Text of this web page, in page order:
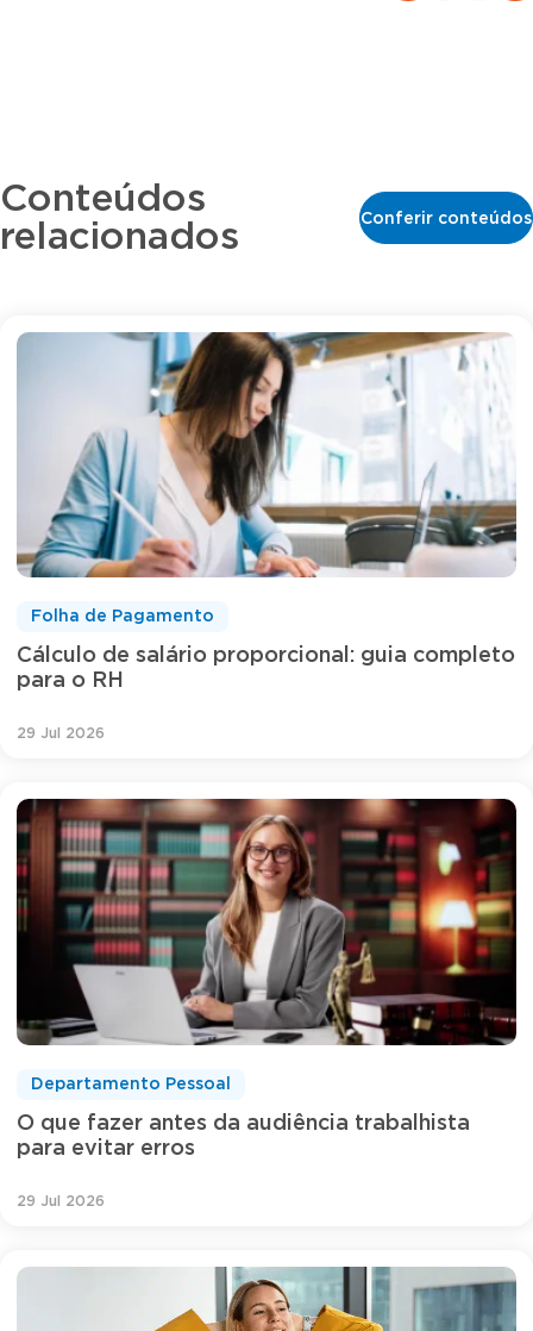
Conteúdos
relacionados
Conferir conteúdos
Cálculo de salário proporcional: guia completo
para o RH
Folha de Pagamento
29 Jul 2026
O que fazer antes da audiência trabalhista
para evitar erros
Departamento Pessoal
29 Jul 2026